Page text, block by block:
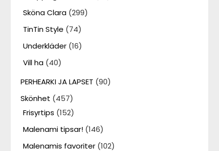
Sköna Clara (299)
TinTin Style (74)
Underkläder (16)
Vill ha (40)
PERHEARKI JA LAPSET (90)
Skönhet (457)
Frisyrtips (152)
Malenami tipsar! (146)
Malenamis favoriter (102)